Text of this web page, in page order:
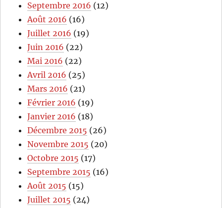
Septembre 2016 (12)
Août 2016 (16)
Juillet 2016 (19)
Juin 2016 (22)
Mai 2016 (22)
Avril 2016 (25)
Mars 2016 (21)
Février 2016 (19)
Janvier 2016 (18)
Décembre 2015 (26)
Novembre 2015 (20)
Octobre 2015 (17)
Septembre 2015 (16)
Août 2015 (15)
Juillet 2015 (24)